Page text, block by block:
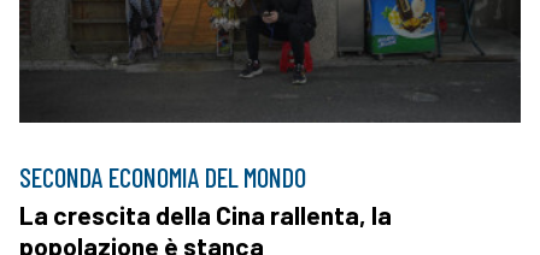
SECONDA ECONOMIA DEL MONDO
La crescita della Cina rallenta, la
popolazione è stanca